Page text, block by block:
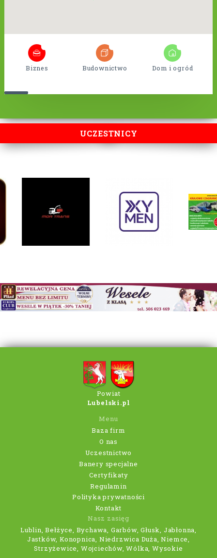
Biznes Budownictwo Dom i ogród
UCZESTNICY
Powiat
Lubelski.pl
Menu
Baza firm
O nas
Uczestnictwo
Banery specjalne
Certyfikaty
Regulamin
Polityka prywatności
Kontakt
Nasz zasięg
Lublin, Bełżyce, Bychawa, Garbów, Głusk, Jabłonna,
Jastków, Konopnica, Niedrzwica Duża, Niemce,
Strzyżewice, Wojciechów, Wólka, Wysokie